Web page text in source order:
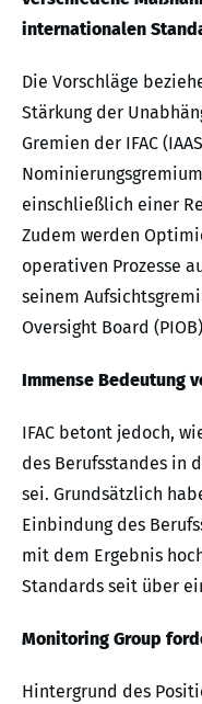
internationalen
Die Vorschläge
Stärkung der
Gremien der IFAC
einschließlich einer
Zudem werden
operativen Prozesse
seinem
Oversight Board
Immense Bedeutung
IFAC betont jedoch,
des Berufsstandes in
sei. Grundsätzlich
Einbindung des
mit dem Ergebnis
Standards seit über
Monitoring Group
Hintergrund des